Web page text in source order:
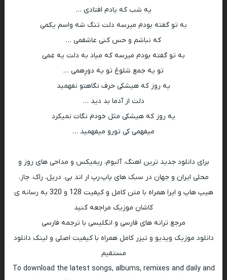
یه شب که یادم افتادی …
به تو گفته بودم میرسه دلت تنگ شه واسم یکمی
که نباشم و حس کنی عاشقمی …
به تو گفته بودم میرسه که میاد به دلت یه غمی
تو یه جمع شلوغ تو یه دورِهمی …
یه روز که هیشکی حرف نگاهتو نفهمید
دلت از آدما بد دید …
یه روز که هیشکی مثل خودم نگات نمیکرد
میفهمی کی تورو میفهمید …
برای دانلود جدید ترین اهنگ، آلبوم، ریمیکس و مداحی های روز و
محلی ایران و جهان در سبک های پاپ،رپ ار اند بی، دریل، راک، جاز،
هیپ هاپ و اپرا همراه با متن کامل و کیفیت 128 و 320 به رسانه ی
کاشان موزیک مراجعه کنید
مرجع ترانه های فارسی و انگلیسی با ترجمه فارسی
دانلود موزیک ویدیو و تیزر کامل همراه با کیفیت اصلی و لینک دانلود
مستقیم
To download the latest songs, albums, remixes and daily and